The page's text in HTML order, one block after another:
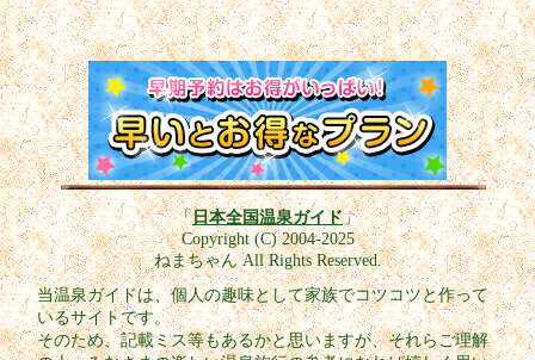
「日本全国温泉ガイド」
Copyright (C) 2004-2025
ねまちゃん All Rights Reserved.
当温泉ガイドは、個人の趣味として家族でコツコツと作って
いるサイトです。
そのため、記載ミス等もあるかと思いますが、それらご理解